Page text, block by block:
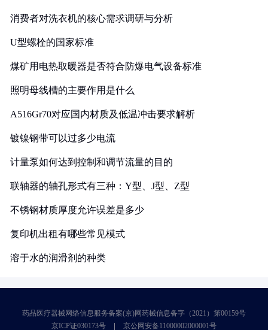
消费者对洗衣机的核心需求调研与分析
U型螺栓的国家标准
煤矿用电热取暖器是否符合防爆电气设备标准
照明母线槽的主要作用是什么
A516Gr70对应国内材质及低温冲击要求解析
镀镍钢带可以过多少电流
计量泵如何达到控制和调节流量的目的
联轴器的轴孔形式有三种：Y型、J型、Z型
不锈钢材质厚度允许误差是多少
复印机出租有哪些常见模式
溶于水的润滑剂的种类
药品医疗器械网络信息服务备案(京)网药械信息备字（2021）第00159号
京ICP证030173号
京公网安备11000002000001号